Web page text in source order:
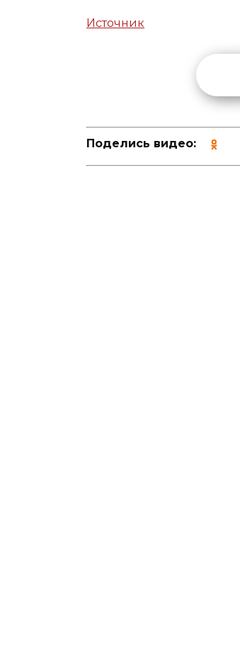
Источник
Поделись видео: